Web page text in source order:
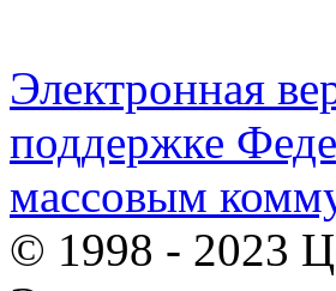
Электронная
поддержке
массовым
© 1998 - 2023